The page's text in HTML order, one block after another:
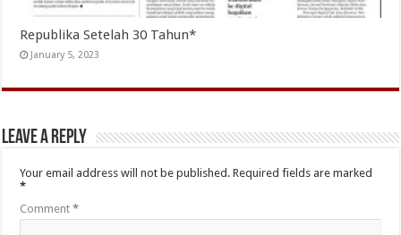
Republika Setelah 30 Tahun*
January 5, 2023
Leave a Reply
Your email address will not be published. Required fields are marked
*
Comment*